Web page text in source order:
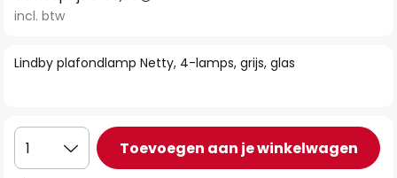
begin
de
Lindby plafondlamp Netty, 4-lamps, grijs, glas
incl. btw
1 Toevoegen aan je winkelwagen